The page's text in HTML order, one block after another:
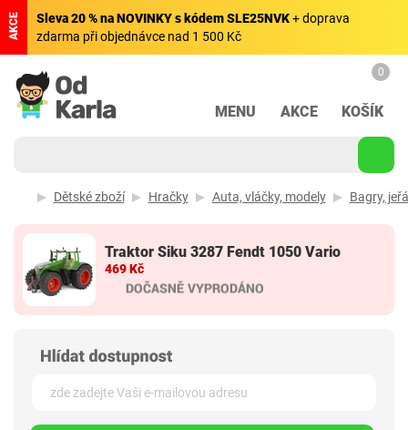
AKCE Sleva 20 % na NOVINKY s kódem SLE25NVK+ doprava
zdarma při objednávce nad 1 500 Kč
MENU AKCE
0
KOŠÍK
Dětské zboží Hračky Auta, vláčky, modely Bagry,
Traktor Siku 3287 Fendt 1050 Vario
469 Kč